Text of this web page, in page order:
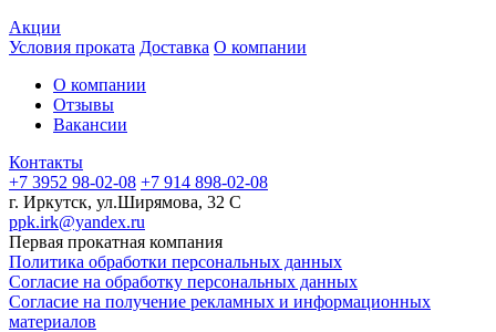
Акции
Условия проката Доставка О компании
О компании
Отзывы
Вакансии
Контакты
+7 3952 98-02-08 +7 914 898-02-08
г. Иркутск, ул.Ширямова, 32 С
ppk.irk@yandex.ru
Первая прокатная компания
Политика обработки персональных данных
Согласие на обработку персональных данных
Согласие на получение рекламных и информационных
материалов